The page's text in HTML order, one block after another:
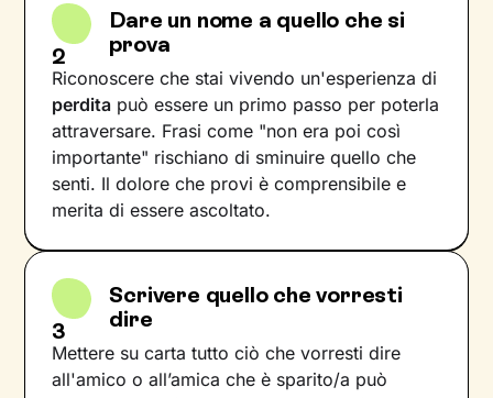
2
Dare un nome a quello che si
prova
Riconoscere che stai vivendo un'esperienza di
perdita può essere un primo passo per poterla
attraversare. Frasi come "non era poi così
importante" rischiano di sminuire quello che
senti. Il dolore che provi è comprensibile e
merita di essere ascoltato.
3
Scrivere quello che vorresti
dire
Mettere su carta tutto ciò che vorresti dire
all'amico o all’amica che è sparito/a può